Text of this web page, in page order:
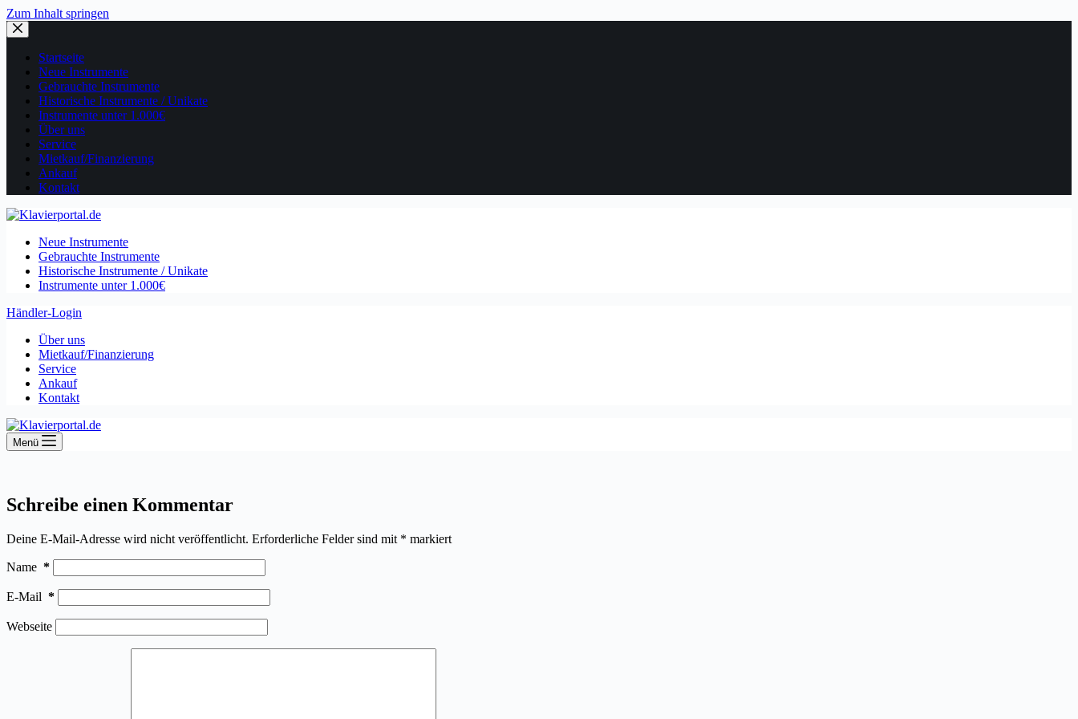
Zum Inhalt springen
Startseite
Neue Instrumente
Gebrauchte Instrumente
Historische Instrumente / Unikate
Instrumente unter 1.000€
Über uns
Service
Mietkauf/Finanzierung
Ankauf
Kontakt
Neue Instrumente
Gebrauchte Instrumente
Historische Instrumente / Unikate
Instrumente unter 1.000€
Händler-Login
Über uns
Mietkauf/Finanzierung
Service
Ankauf
Kontakt
Menü
Schreibe einen Kommentar
Deine E-Mail-Adresse wird nicht veröffentlicht. Erforderliche Felder sind mit * markiert
Name *
E-Mail *
Webseite